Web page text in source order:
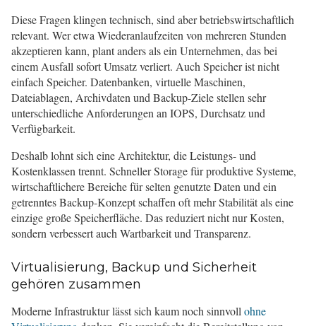
Diese Fragen klingen technisch, sind aber betriebswirtschaftlich
relevant. Wer etwa Wiederanlaufzeiten von mehreren Stunden
akzeptieren kann, plant anders als ein Unternehmen, das bei
einem Ausfall sofort Umsatz verliert. Auch Speicher ist nicht
einfach Speicher. Datenbanken, virtuelle Maschinen,
Dateiablagen, Archivdaten und Backup-Ziele stellen sehr
unterschiedliche Anforderungen an IOPS, Durchsatz und
Verfügbarkeit.
Deshalb lohnt sich eine Architektur, die Leistungs- und
Kostenklassen trennt. Schneller Storage für produktive Systeme,
wirtschaftlichere Bereiche für selten genutzte Daten und ein
getrenntes Backup-Konzept schaffen oft mehr Stabilität als eine
einzige große Speicherfläche. Das reduziert nicht nur Kosten,
sondern verbessert auch Wartbarkeit und Transparenz.
Virtualisierung, Backup und Sicherheit
gehören zusammen
Moderne Infrastruktur lässt sich kaum noch sinnvoll ohne